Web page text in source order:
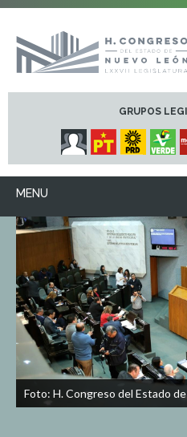
GRUPOS
MENU
Foto: H. Congreso del Estado